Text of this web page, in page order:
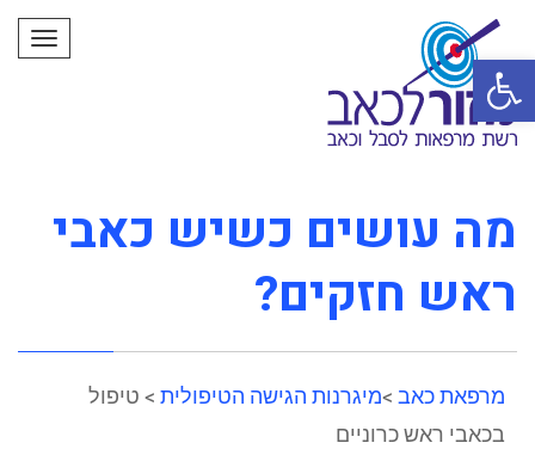
מה עושים כשיש כאבי
ראש חזקים?
מרפאת כאב >מיגרנות הגישה הטיפולית > טיפול
בכאבי ראש כרוניים
פתח סרגל נגישות